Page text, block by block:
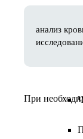
анализ
При